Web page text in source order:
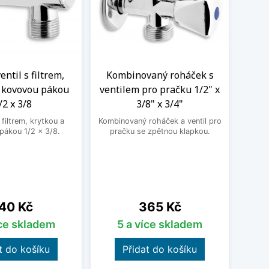
s filtrem,
pákou
x 3/8
filtrem, krytkou a
1/2 x 3/8.
Kč
skladem
do košíku
Kombinovaný roháček s
ventilem pro pračku 1/2" x
3/8" x 3/4"
Kombinovaný roháček a ventil pro
pračku se zpětnou klapkou.
Cena
365 Kč
5 a více skladem
Přidat do košíku